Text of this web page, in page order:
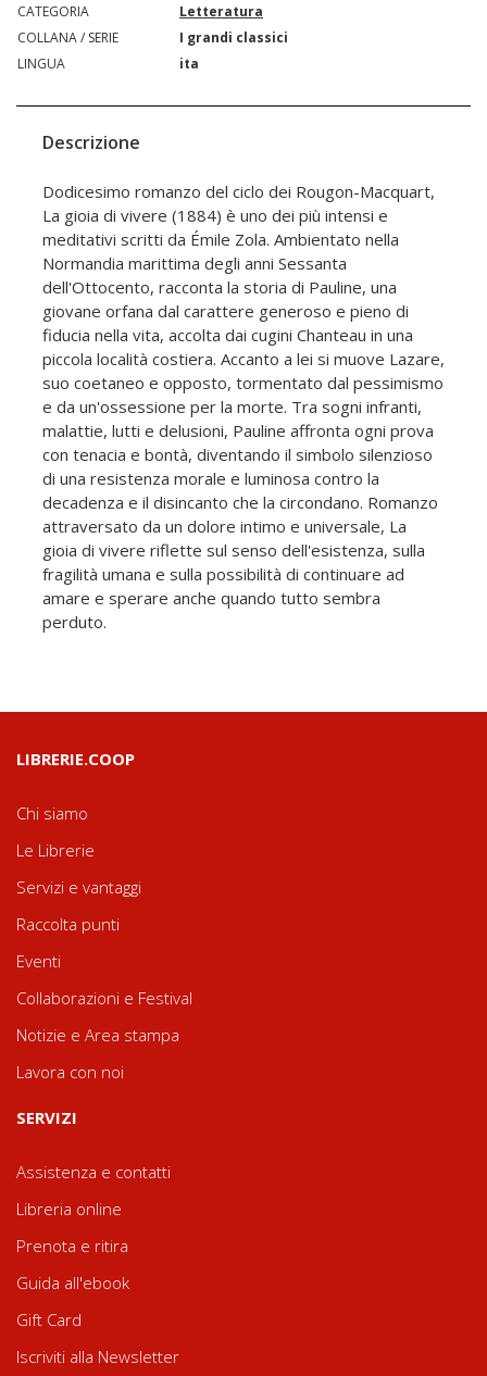
CATEGORIA
Letteratura
COLLANA / SERIE
I grandi classici
LINGUA
ita
Descrizione
Dodicesimo romanzo del ciclo dei Rougon-Macquart,
La gioia di vivere (1884) è uno dei più intensi e
meditativi scritti da Émile Zola. Ambientato nella
Normandia marittima degli anni Sessanta
dell'Ottocento, racconta la storia di Pauline, una
giovane orfana dal carattere generoso e pieno di
fiducia nella vita, accolta dai cugini Chanteau in una
piccola località costiera. Accanto a lei si muove Lazare,
suo coetaneo e opposto, tormentato dal pessimismo
e da un'ossessione per la morte. Tra sogni infranti,
malattie, lutti e delusioni, Pauline affronta ogni prova
con tenacia e bontà, diventando il simbolo silenzioso
di una resistenza morale e luminosa contro la
decadenza e il disincanto che la circondano. Romanzo
attraversato da un dolore intimo e universale, La
gioia di vivere riflette sul senso dell'esistenza, sulla
fragilità umana e sulla possibilità di continuare ad
amare e sperare anche quando tutto sembra
perduto.
LIBRERIE.COOP
Chi siamo
Le Librerie
Servizi e vantaggi
Raccolta punti
Eventi
Collaborazioni e Festival
Notizie e Area stampa
Lavora con noi
SERVIZI
Assistenza e contatti
Libreria online
Prenota e ritira
Guida all'ebook
Gift Card
Iscriviti alla Newsletter